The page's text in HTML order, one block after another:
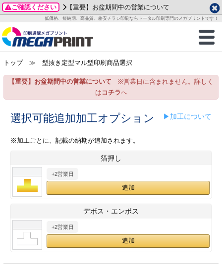
ご確認ください 【重要】お盆期間中の営業について
低価格、短納期、高品質、格安チラシ印刷ならトータル印刷専門のメガプリントです！
商品一覧
グッズ
ステッカー
ックカード印刷
業ツール印刷
＆盛り上げ印刷
ご利用ガイド
お客様へ
いて
方法
/送料について
刷
カード印刷
ックカード名刺
ムカード
型マル型印刷
ード印刷
データ作成ガイド
成前に
ガイド
加工指示ガイド
テンプレート
ード印刷
名刺印刷
ックカード
ード印刷
印刷
形マル型
一覧
わせ
り
プル請求
2026年 8月
月
火 水 木 金
土
1
3
4 5 6 7
8
15
24
25 26 27
29
土
1
2 3
8 9 10 11
12
14
15 16 17 18
19
25
26
28
29 30
トップ≫ 型抜き定型マル型印刷商品選択
【重要】お盆期間中の営業について ※営業日に含まれません。詳しく
は コチラへ
選択可能追加加工オプション ▶加工について
※加工ごとに、記載の納期が追加されます。
箔押し
+2営業日
デボス・エンボス
+2営業日